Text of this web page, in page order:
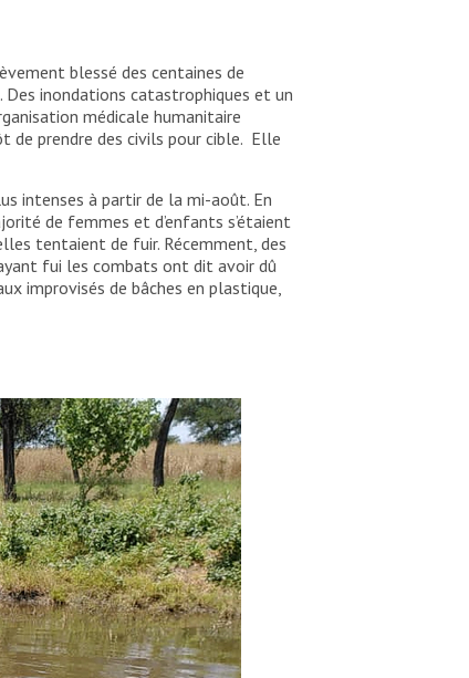
blessé des centaines de
Des inondations catastrophiques et un
médicale humanitaire
de prendre des civils pour cible. Elle
intenses à partir de la mi-août. En
de femmes et d’enfants s’étaient
tentaient de fuir. Récemment, des
fui les combats ont dit avoir dû
improvisés de bâches en plastique,